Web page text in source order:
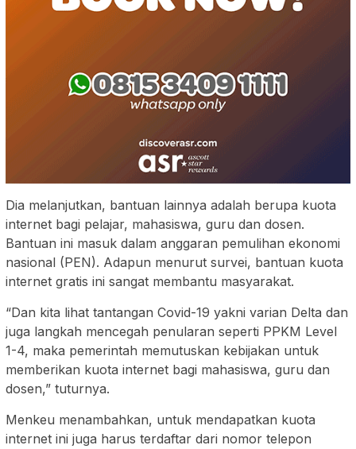
Dia melanjutkan, bantuan lainnya adalah berupa kuota
internet bagi pelajar, mahasiswa, guru dan dosen.
Bantuan ini masuk dalam anggaran pemulihan ekonomi
nasional (PEN). Adapun menurut survei, bantuan kuota
internet gratis ini sangat membantu masyarakat.
“Dan kita lihat tantangan Covid-19 yakni varian Delta dan
juga langkah mencegah penularan seperti PPKM Level
1-4, maka pemerintah memutuskan kebijakan untuk
memberikan kuota internet bagi mahasiswa, guru dan
dosen,” tuturnya.
Menkeu menambahkan, untuk mendapatkan kuota
internet ini juga harus terdaftar dari nomor telepon